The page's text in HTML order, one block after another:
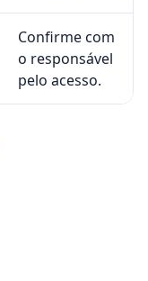
Confirme com
o responsável
pelo acesso.